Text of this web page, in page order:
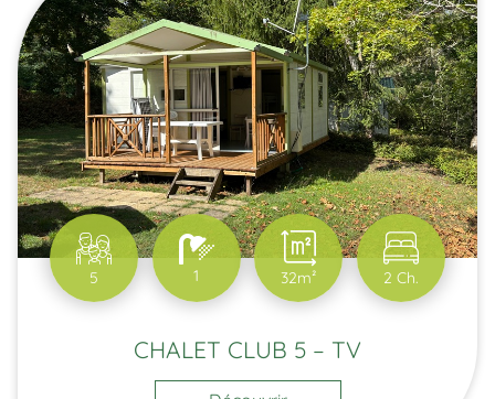
5 1 32m² 2 Ch.
CHALET CLUB 5 – TV